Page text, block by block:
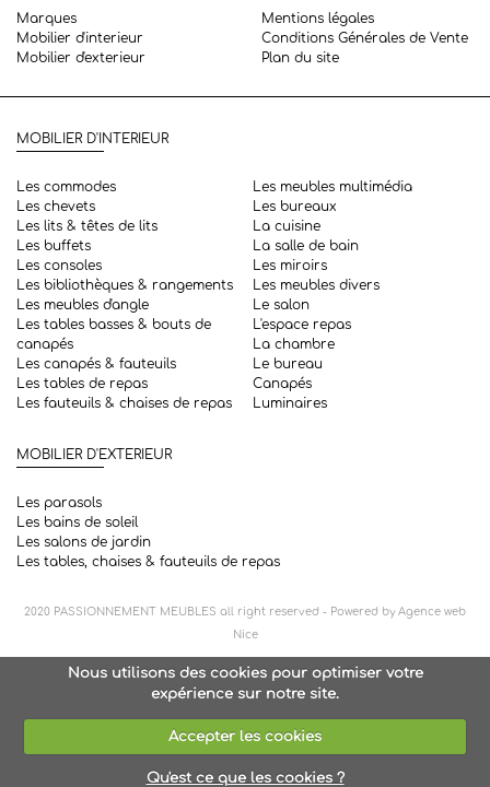
Marques
Mobilier d'interieur
Mobilier d'exterieur
Mentions légales
Conditions Générales de Vente
Plan du site
MOBILIER D'INTERIEUR
Les commodes
Les chevets
Les lits & têtes de lits
Les buffets
Les consoles
Les bibliothèques & rangements
Les meubles d'angle
Les tables basses & bouts de
canapés
Les canapés & fauteuils
Les tables de repas
Les fauteuils & chaises de repas
Les meubles multimédia
Les bureaux
La cuisine
La salle de bain
Les miroirs
Les meubles divers
Le salon
L'espace repas
La chambre
Le bureau
Canapés
Luminaires
MOBILIER D'EXTERIEUR
Les parasols
Les bains de soleil
Les salons de jardin
Les tables, chaises & fauteuils de repas
2020 PASSIONNEMENT MEUBLES all right reserved - Powered byAgence web
Nice
Nous utilisons des cookies pour optimiser votre
expérience sur notre site.
Accepter les cookies
Qu'est ce que les cookies ?